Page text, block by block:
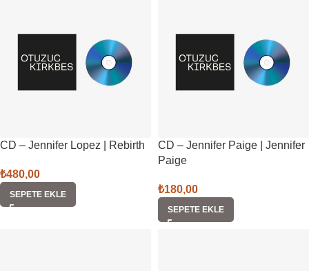
CD – Jennifer Lopez | Rebirth
₺480,00
SEPETE EKLE
CD – Jennifer Paige | Jennifer
Paige
₺180,00
SEPETE EKLE